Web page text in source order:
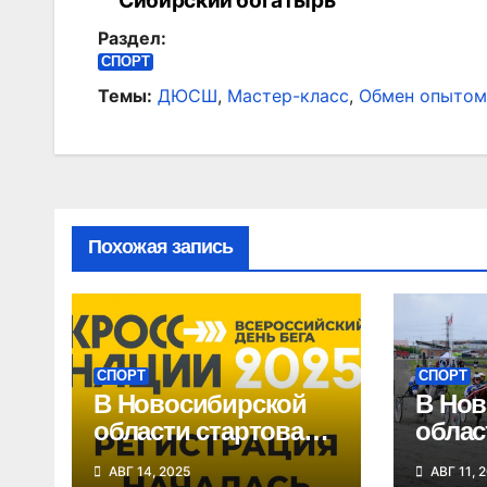
по
записям
Раздел:
СПОРТ
Темы: ДЮСШ, Мастер-класс, Обмен опытом
Похожая запись
СПОРТ
В Новосибирской
области стартовала
регистрация на
АВГ 14, 2025
СПОРТ
В
этап
АВГ 11,